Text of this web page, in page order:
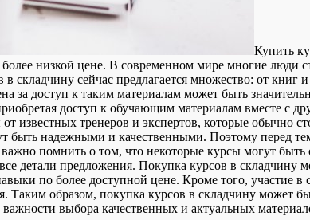
Купить
низкой цене. В современном мире многие люди
сейчас предлагается множество: от
за доступ к таким материалам может быть
доступ к обучающим материалам вместе с
известных тренеров и экспертов, которые обычно
надежными и качественными. Поэтому перед
помнить о том, что некоторые курсы могут
детали предложения. Покупка курсов в складчину
по более доступной цене. Кроме того, участие
Таким образом, покупка курсов в складчину может
выбора качественных и актуальных